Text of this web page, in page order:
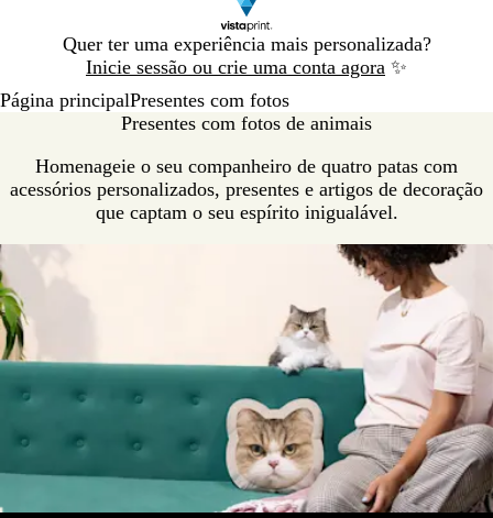
Quer ter uma experiência mais personalizada?
Inicie sessão ou crie uma conta agora ✨
Diapositivo
1
Página principalPresentes com fotos
Presentes com fotos de animais
Homenageie o seu companheiro de quatro patas com
acessórios personalizados, presentes e artigos de decoração
que captam o seu espírito inigualável.